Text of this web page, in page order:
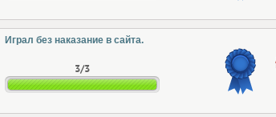
Играл без наказание в сайта.
3/3